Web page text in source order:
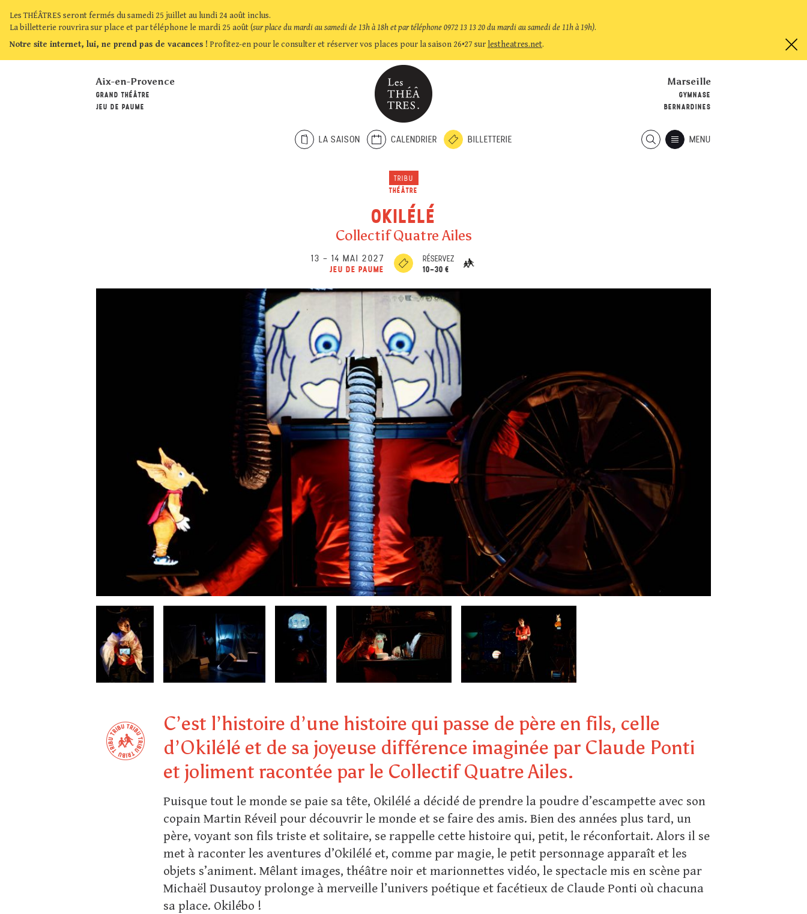
Les THÉÂTRES seront fermés du samedi 25 juillet au lundi 24 août inclus.
La billetterie rouvrira sur place et par téléphone le mardi 25 août (sur place du mardi au samedi de 13h à 18h et par téléphone 0972 13 13 20 du mardi au samedi de 11h à 19h).
Notre site internet, lui, ne prend pas de vacances ! Profitez-en pour le consulter et réserver vos places pour la saison 26•27 sur lestheatres.net.
Marseille
GYMNASE
BERNARDINES
Aix-en-Provence
GRAND THÉÂTRE
JEU DE PAUME
LA SAISON CALENDRIER BILLETTERIE MENU
TRIBU
THÉÂTRE
OKILÉLÉ
Collectif Quatre Ailes
13 – 14 MAI 2027
JEU DE PAUME
RÉSERVEZ
10-30 €
C’est l’histoire d’une histoire qui passe de père en fils, celle
d’Okilélé et de sa joyeuse différence imaginée par Claude Ponti
et joliment racontée par le Collectif Quatre Ailes.
Puisque tout le monde se paie sa tête, Okilélé a décidé de prendre la poudre d’escampette avec son
copain Martin Réveil pour découvrir le monde et se faire des amis. Bien des années plus tard, un
père, voyant son fils triste et solitaire, se rappelle cette histoire qui, petit, le réconfortait. Alors il se
met à raconter les aventures d’Okilélé et, comme par magie, le petit personnage apparaît et les
objets s’animent. Mêlant images, théâtre noir et marionnettes vidéo, le spectacle mis en scène par
Michaël Dusautoy prolonge à merveille l’univers poétique et facétieux de Claude Ponti où chacuna
sa place. Okilébo !